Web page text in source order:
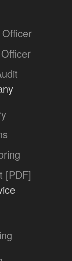
[PDF]